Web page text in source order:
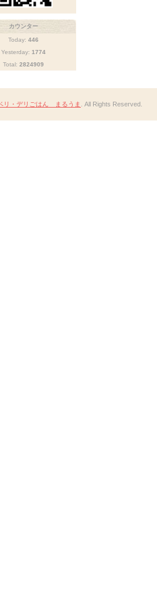
カウンター
Today: 446
Yesterday: 1774
Total: 2824909
リ・デリごはん まるうま . All Rights Reserved.